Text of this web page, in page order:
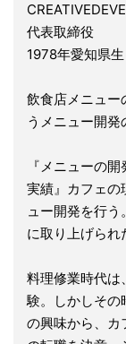
代表取締役
1978年愛知県
飲食店メニュー
うメニュー開発
『メニューの
実績』カフェの
ュー開発を行
に取り上げられ
料理修業時代は
験。しかしその
の興味から、カ